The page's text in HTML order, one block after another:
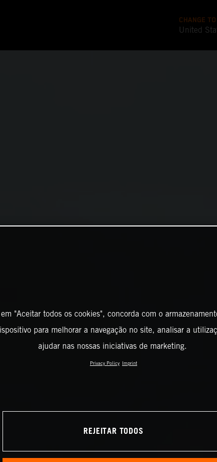
CHANGE TO
United
"Aceitar todos os cookies", concorda com o
para melhorar a navegação no site, analisar a
ajudar nas nossas iniciativas de marketing.
Privacy Policy Imprint
REJEITAR TODOS